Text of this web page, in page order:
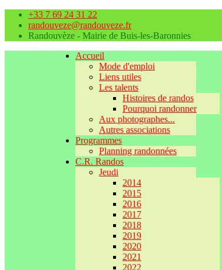
+33 7 69 24 31 22
randouveze@randouveze.fr
Randouvèze - Mairie de Buis-les-Baronnies
Accueil
Mode d'emploi
Liens utiles
Les talents
Histoires de randos
Pourquoi randonner
Aux photographes...
Autres associations
Programmes
Planning randonnées
C.R. Randos
Jeudi
2014
2015
2016
2017
2018
2019
2020
2021
2022